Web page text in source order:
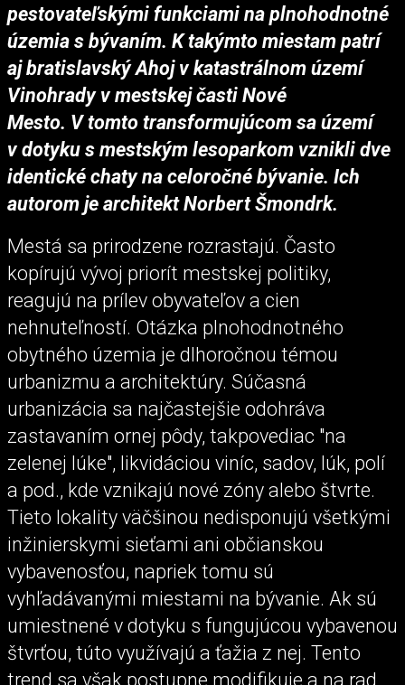
pestovateľskými funkciami na plnohodnotné
územia s bývaním. K takýmto miestam patrí
aj bratislavský Ahoj v katastrálnom území
Vinohrady v mestskej časti Nové
Mesto. V tomto transformujúcom sa území
v dotyku s mestským lesoparkom vznikli dve
identické chaty na celoročné bývanie. Ich
autorom je architekt Norbert Šmondrk.
Mestá sa prirodzene rozrastajú. Často
kopírujú vývoj priorít mestskej politiky,
reagujú na prílev obyvateľov a cien
nehnuteľností. Otázka plnohodnotného
obytného územia je dlhoročnou témou
urbanizmu a architektúry. Súčasná
urbanizácia sa najčastejšie odohráva
zastavaním ornej pôdy, takpovediac "na
zelenej lúke", likvidáciou viníc, sadov, lúk, polí
a pod., kde vznikajú nové zóny alebo štvrte.
Tieto lokality väčšinou nedisponujú všetkými
inžinierskymi sieťami ani občianskou
vybavenosťou, napriek tomu sú
vyhľadávanými miestami na bývanie. Ak sú
umiestnené v dotyku s fungujúcou vybavenou
štvrťou, túto využívajú a ťažia z nej. Tento
trend sa však postupne modifikuje a na rad